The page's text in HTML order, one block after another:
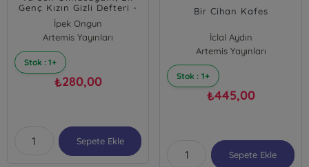
Genç Kızın Gizli Defteri -
İpek Ongun
Artemis Yayınları
Stok : 1+
₺280,00
Sepete Ekle
Bir Cihan Kafes
İclal Aydın
Artemis Yayınları
Stok : 1+
₺445,00
Sepete Ekle